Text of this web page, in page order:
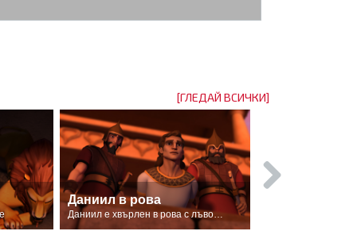
[ГЛЕДАЙ ВСИЧКИ]
Даниил в рова
Даниил е хвърлен в рова с лъвовете